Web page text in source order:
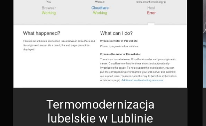
Termomodernizacja
lubelskie w Lublinie